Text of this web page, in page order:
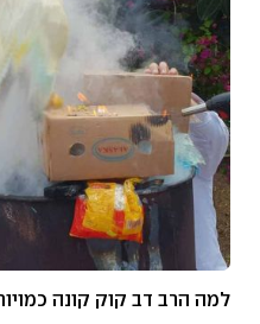
למה הרב דב קוק קונה